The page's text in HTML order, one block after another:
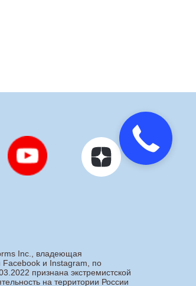
Inc., владеющая
и Instagram, по
признана экстремистской
на территории России
Закажите
звонок